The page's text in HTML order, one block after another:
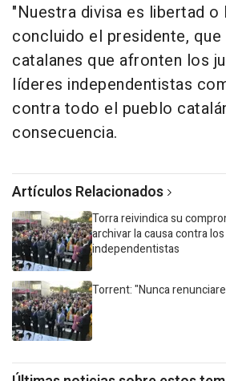
"Nuestra divisa es libertad o
concluido el presidente,
catalanes que afronten los
líderes independentistas
contra todo el pueblo
consecuencia.
Artículos Relacionados
Torra reivindica su
archivar la causa contra
independentistas
Torrent: "Nunca